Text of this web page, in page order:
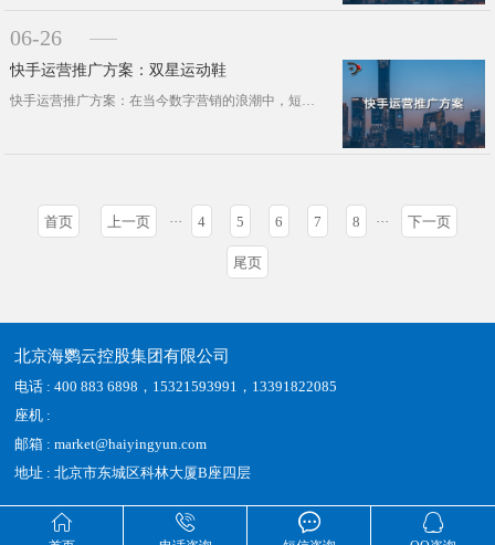
   
06-26
快手运营推广方案：双星运动鞋
快手运营推广方案：在当今数字营销的浪潮中，短视频平台快手以其庞大的用户基础和显著的社交属性，已经成为品牌营销的黄金地带。双星运···
首页 上一页 ··· 4 5 6 7 8 ··· 下一页
尾页
北京海鹦云控股集团有限公司
电话 : 400 883 6898，15321593991，13391822085
座机 :
邮箱 : market@haiyingyun.com
地址 : 北京市东城区科林大厦B座四层